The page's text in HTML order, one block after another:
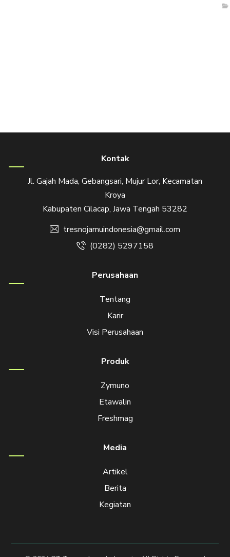
Kontak
Jl. Gajah Mada, Gebangsari, Mujur Lor, Kecamatan
Kroya
Kabupaten Cilacap, Jawa Tengah 53282
tresnojamuindonesia@gmail.com
(0282) 5297158
Perusahaan
Tentang
Karir
Visi Perusahaan
Produk
Zymuno
Etawalin
Freshmag
Media
Artikel
Berita
Kegiatan